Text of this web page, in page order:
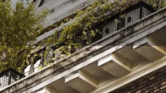
Beglazing, Deursystemen, Kozijnen